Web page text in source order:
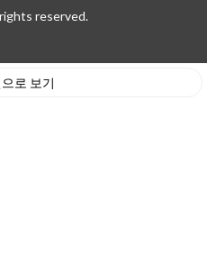
reserved.
로 보기